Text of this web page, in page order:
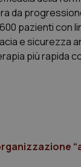
da
pazienti
e sicurezza
più rapida
CookieScriptConsent
session-id